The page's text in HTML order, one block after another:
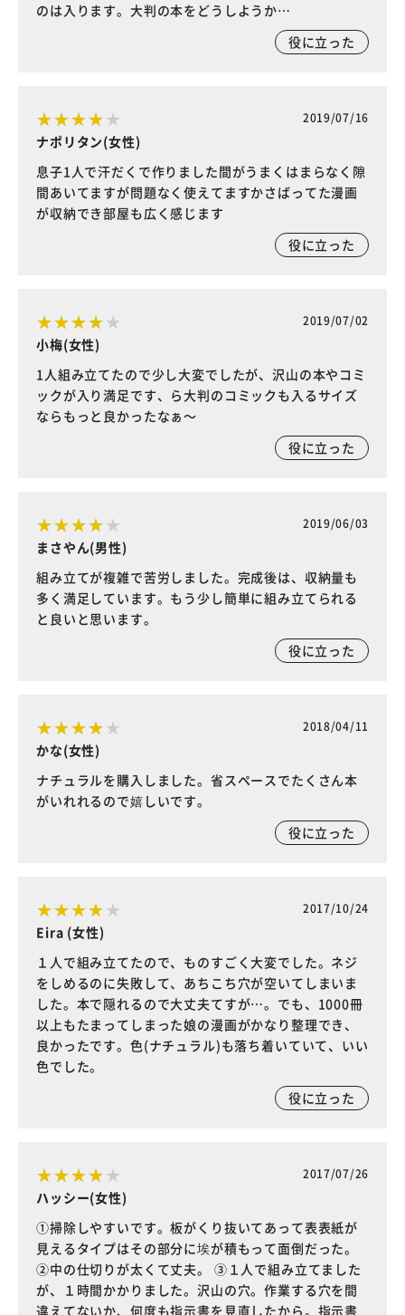
のは入ります。大判の本をどうしようか…
役に立った
2019/07/16
ナポリタン(女性)
息子1人で汗だくで作りました間がうまくはまらなく隙
間あいてますが問題なく使えてますかさばってた漫画
が収納でき部屋も広く感じます
役に立った
2019/07/02
小梅(女性)
1人組み立てたので少し大変でしたが、沢山の本やコミ
ックが入り満足です、ら大判のコミックも入るサイズ
ならもっと良かったなぁ～
役に立った
2019/06/03
まさやん(男性)
組み立てが複雑で苦労しました。完成後は、収納量も
多く満足しています。もう少し簡単に組み立てられる
と良いと思います。
役に立った
2018/04/11
かな(女性)
ナチュラルを購入しました。省スペースでたくさん本
がいれれるので嬉しいです。
役に立った
2017/10/24
Eira (女性)
１人で組み立てたので、ものすごく大変でした。ネジ
をしめるのに失敗して、あちこち穴が空いてしまいま
した。本で隠れるので大丈夫てすが…。でも、1000冊
以上もたまってしまった娘の漫画がかなり整理でき、
良かったです。色(ナチュラル)も落ち着いていて、いい
色でした。
役に立った
2017/07/26
ハッシー(女性)
①掃除しやすいです。板がくり抜いてあって表表紙が
見えるタイプはその部分に埃が積もって面倒だった。
②中の仕切りが太くて丈夫。 ③１人で組み立てました
が、１時間かかりました。沢山の穴。作業する穴を間
違えてないか、何度も指示書を見直したから。指示書